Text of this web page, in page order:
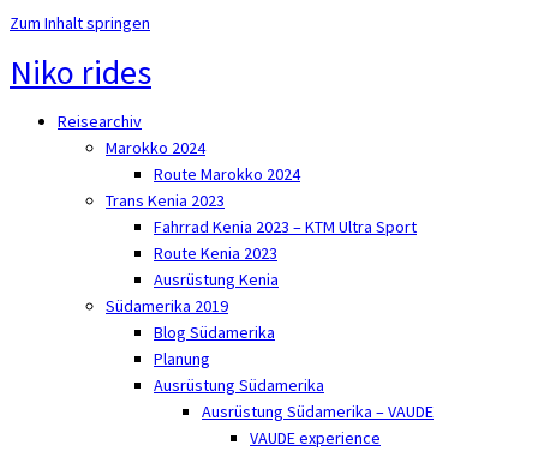
Zum Inhalt springen
Niko rides
Reisearchiv
Marokko 2024
Route Marokko 2024
Trans Kenia 2023
Fahrrad Kenia 2023 – KTM Ultra Sport
Route Kenia 2023
Ausrüstung Kenia
Südamerika 2019
Blog Südamerika
Planung
Ausrüstung Südamerika
Ausrüstung Südamerika – VAUDE
VAUDE experience